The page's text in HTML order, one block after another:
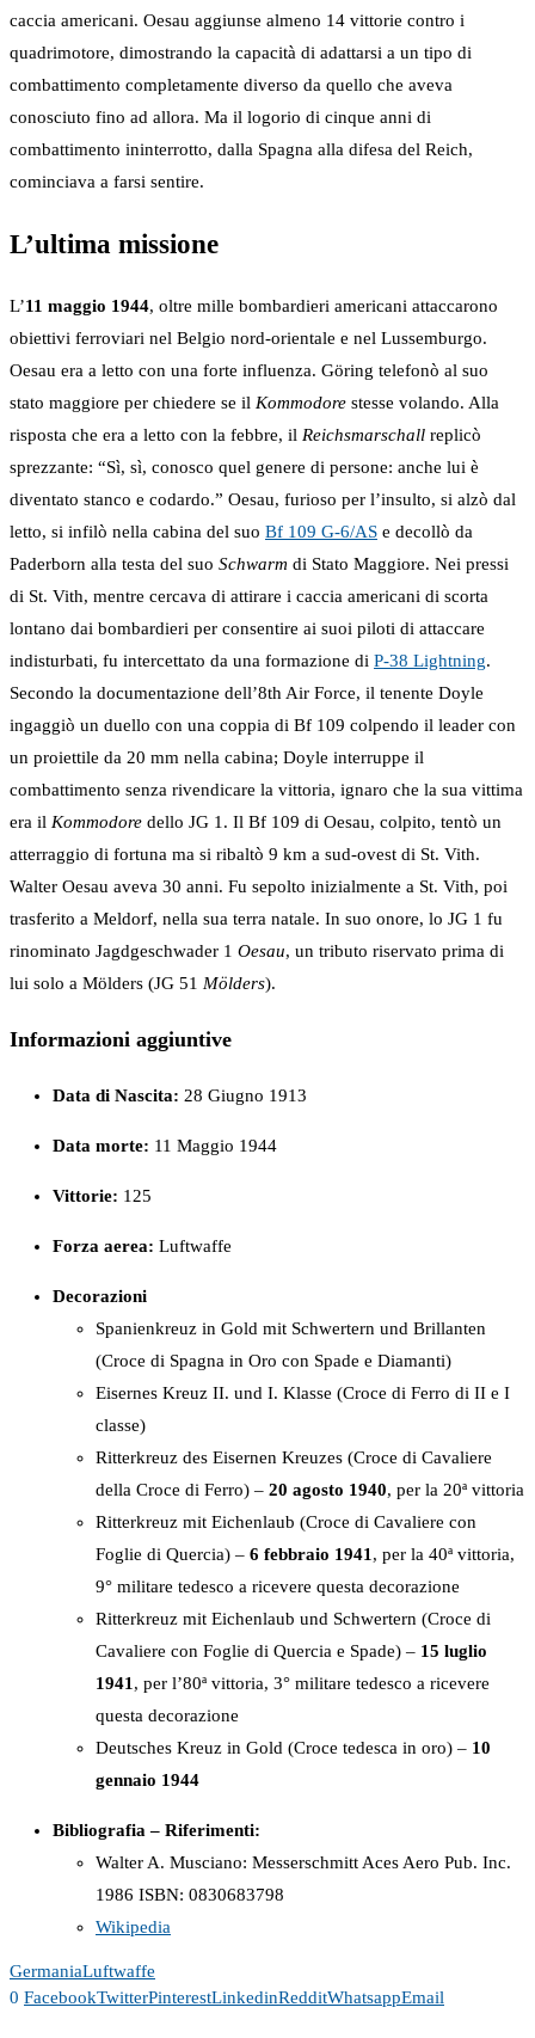
caccia americani. Oesau aggiunse almeno 14 vittorie contro i
quadrimotore, dimostrando la capacità di adattarsi a un tipo di
combattimento completamente diverso da quello che aveva
conosciuto fino ad allora. Ma il logorio di cinque anni di
combattimento ininterrotto, dalla Spagna alla difesa del Reich,
cominciava a farsi sentire.
L’ultima missione
L’11 maggio 1944, oltre mille bombardieri americani attaccarono
obiettivi ferroviari nel Belgio nord-orientale e nel Lussemburgo.
Oesau era a letto con una forte influenza. Göring telefonò al suo
stato maggiore per chiedere se il Kommodore stesse volando. Alla
risposta che era a letto con la febbre, il Reichsmarschall replicò
sprezzante: “Sì, sì, conosco quel genere di persone: anche lui è
diventato stanco e codardo.” Oesau, furioso per l’insulto, si alzò dal
letto, si infilò nella cabina del suo Bf 109 G-6/AS e decollò da
Paderborn alla testa del suo Schwarm di Stato Maggiore. Nei pressi
di St. Vith, mentre cercava di attirare i caccia americani di scorta
lontano dai bombardieri per consentire ai suoi piloti di attaccare
indisturbati, fu intercettato da una formazione di P-38 Lightning.
Secondo la documentazione dell’8th Air Force, il tenente Doyle
ingaggiò un duello con una coppia di Bf 109 colpendo il leader con
un proiettile da 20 mm nella cabina; Doyle interruppe il
combattimento senza rivendicare la vittoria, ignaro che la sua vittima
era il Kommodore dello JG 1. Il Bf 109 di Oesau, colpito, tentò un
atterraggio di fortuna ma si ribaltò 9 km a sud-ovest di St. Vith.
Walter Oesau aveva 30 anni. Fu sepolto inizialmente a St. Vith, poi
trasferito a Meldorf, nella sua terra natale. In suo onore, lo JG 1 fu
rinominato Jagdgeschwader 1 Oesau, un tributo riservato prima di
lui solo a Mölders (JG 51 Mölders).
Informazioni aggiuntive
Data di Nascita: 28 Giugno 1913
Data morte: 11 Maggio 1944
Vittorie: 125
Forza aerea: Luftwaffe
Decorazioni
Spanienkreuz in Gold mit Schwertern und Brillanten
(Croce di Spagna in Oro con Spade e Diamanti)
Eisernes Kreuz II. und I. Klasse (Croce di Ferro di II e I
classe)
Ritterkreuz des Eisernen Kreuzes (Croce di Cavaliere
della Croce di Ferro) – 20 agosto 1940, per la 20ª vittoria
Ritterkreuz mit Eichenlaub (Croce di Cavaliere con
Foglie di Quercia) – 6 febbraio 1941 , per la 40ª vittoria,
9° militare tedesco a ricevere questa decorazione
Ritterkreuz mit Eichenlaub und Schwertern (Croce di
Cavaliere con Foglie di Quercia e Spade) – 15 luglio
1941 , per l’80ª vittoria, 3° militare tedesco a ricevere
questa decorazione
Deutsches Kreuz in Gold (Croce tedesca in oro) – 10
gennaio 1944
Bibliografia – Riferimenti:
Walter A. Musciano: Messerschmitt Aces Aero Pub. Inc.
1986 ISBN: 0830683798
Wikipedia
GermaniaLuftwaffe
0 FacebookTwitterPinterestLinkedinRedditWhatsappEmail